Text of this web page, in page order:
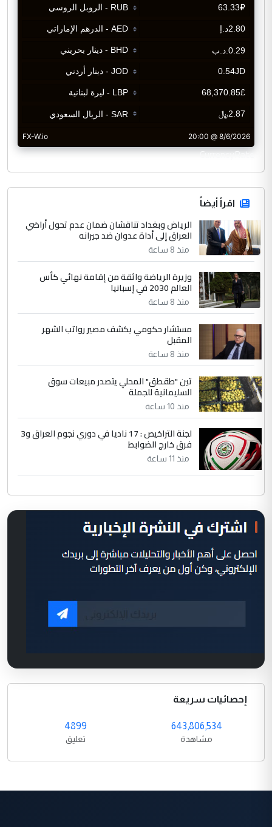
CurrencyRate
اقرأ أيضاً
الرياض وبغداد تناقشان ضمان عدم تحول أراضي
العراق إلى أداة عدوان ضد جيرانه
منذ 8 ساعة
وزيرة الرياضة واثقة من إقامة نهائي كأس
العالم 2030 في إسبانيا
منذ 8 ساعة
مستشار حكومي يكشف مصير رواتب الشهر
المقبل
منذ 8 ساعة
تين "طقطق" المحلي يتصدر مبيعات سوق
السليمانية للجملة
منذ 10 ساعة
لجنة التراخيص : 17 ناديا في دوري نجوم العراق و3
فرق خارج الضوابط
منذ 11 ساعة
إحصائيات سريعة
643,806,534
مشاهدة
4899
تعليق